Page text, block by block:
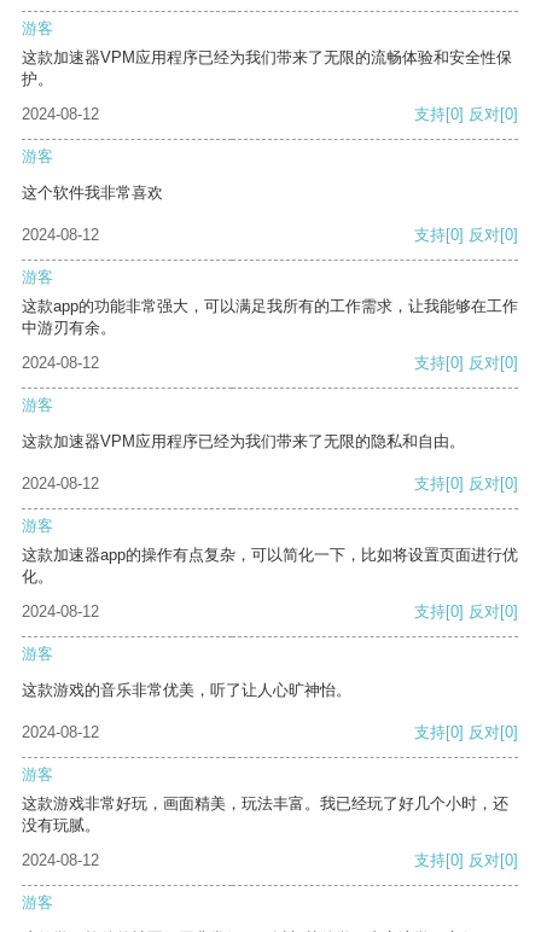
游客
这款加速器VPM应用程序已经为我们带来了无限的流畅体验和安全性保
护。
2024-08-12
支持[0] 反对[0]
游客
这个软件我非常喜欢
2024-08-12 支持[0] 反对[0]
游客
这款app的功能非常强大，可以满足我所有的工作需求，让我能够在工作
中游刃有余。
2024-08-12
支持[0] 反对[0]
游客
这款加速器VPM应用程序已经为我们带来了无限的隐私和自由。
2024-08-12 支持[0] 反对[0]
游客
这款加速器app的操作有点复杂，可以简化一下，比如将设置页面进行优
化。
2024-08-12
支持[0] 反对[0]
游客
这款游戏的音乐非常优美，听了让人心旷神怡。
2024-08-12 支持[0] 反对[0]
游客
这款游戏非常好玩，画面精美，玩法丰富。我已经玩了好几个小时，还
没有玩腻。
2024-08-12
支持[0] 反对[0]
游客